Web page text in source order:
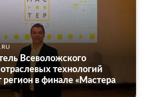
Всеволожского
технологий
регион в финале «Мастера